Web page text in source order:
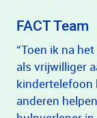
FACT Team
“Toen ik na
als vrijwilliger
kindertelefoon
anderen